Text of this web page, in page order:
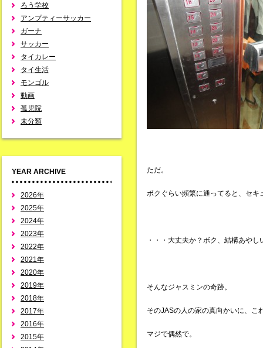
ろう学校
アンプティーサッカー
ガーナ
サッカー
タイカレー
タイ生活
モンゴル
動画
孤児院
未分類
YEAR ARCHIVE
2026年
2025年
2024年
2023年
2022年
2021年
2020年
2019年
2018年
2017年
2016年
2015年
ただ。
ボクぐらい頻繁に通ってると、セ
・・・大丈夫か？ボク、結構あやし
そんなジャスミンの奇跡。
そのJASの人の家の真向かいに、こ
マジで偶然で。